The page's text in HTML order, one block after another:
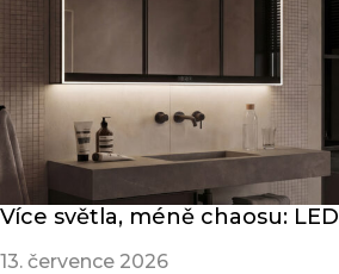
Více světla, méně chaosu: LED
13. července 2026